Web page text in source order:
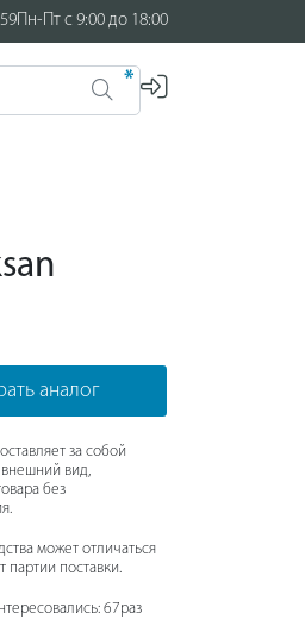
Пн-Пт с 9:00 до 18:00
*
аналог
за собой
внешний вид,
без
может отличаться
партии поставки.
67раз